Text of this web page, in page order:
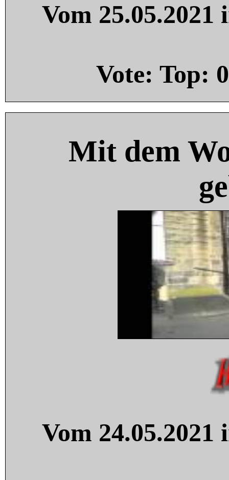
Vom
Vote: Top: 0
Mit dem
Vom